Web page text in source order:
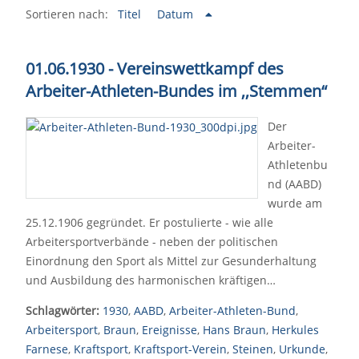
Sortieren nach: Titel Datum
01.06.1930 - Vereinswettkampf des
Arbeiter-Athleten-Bundes im ,,Stemmen“
Der
Arbeiter-
Athletenbu
nd (AABD)
wurde am
25.12.1906 gegründet. Er postulierte - wie alle
Arbeitersportverbände - neben der politischen
Einordnung den Sport als Mittel zur Gesunderhaltung
und Ausbildung des harmonischen kräftigen…
Schlagwörter: 1930, AABD, Arbeiter-Athleten-Bund,
Arbeitersport, Braun, Ereignisse, Hans Braun, Herkules
Farnese, Kraftsport, Kraftsport-Verein, Steinen, Urkunde,